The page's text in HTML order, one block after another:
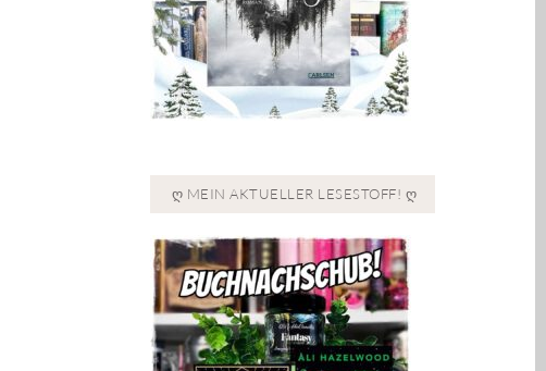
Ღ MEIN AKTUELLER LESESTOFF! Ღ